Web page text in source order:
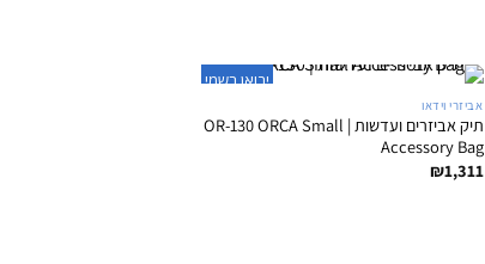
יבואן רשמי
אביזרי וידאו
תיק אביזרים ועדשות | OR-130 ORCA Small
Accessory Bag
₪1,311